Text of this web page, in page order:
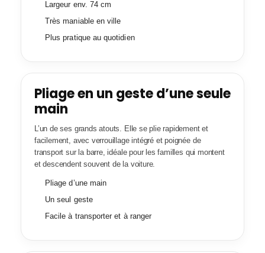
Largeur env. 74 cm
Très maniable en ville
Plus pratique au quotidien
Pliage en un geste d’une seule
main
L’un de ses grands atouts. Elle se plie rapidement et
facilement, avec verrouillage intégré et poignée de
transport sur la barre, idéale pour les familles qui montent
et descendent souvent de la voiture.
Pliage d’une main
Un seul geste
Facile à transporter et à ranger